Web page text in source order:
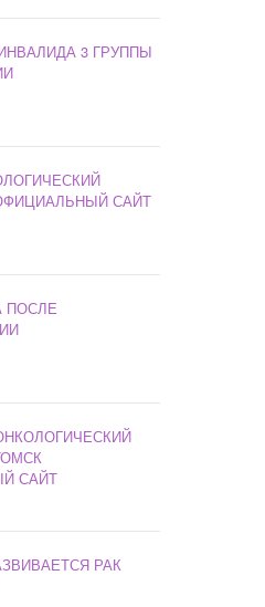
3 ГРУППЫ
САЙТ
ПОСЛЕ
САЙТ
РАК